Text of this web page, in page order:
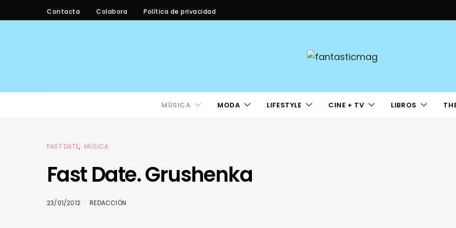
Contacta Colabora Política de privacidad
MÚSICA MODA LIFESTYLE CINE + TV LIBROS
FAST DATE MÚSICA
Fast Date. Grushenka
23/01/2012 REDACCIÓN